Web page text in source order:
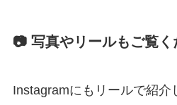
📷 写真やリールもご覧く
Instagramにもリールで紹介